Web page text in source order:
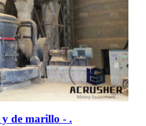
de marillo - .